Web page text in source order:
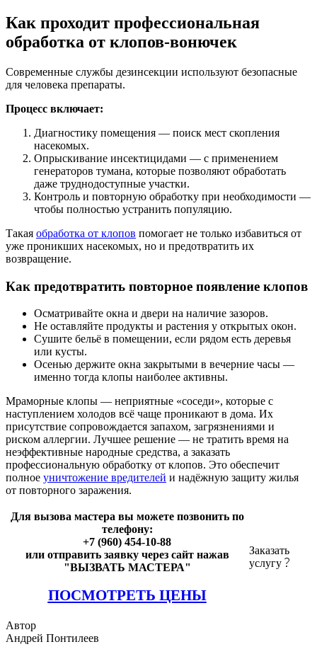
Как проходит профессиональная
обработка от клопов-вонючек
Современные службы дезинсекции используют безопасные
для человека препараты.
Процесс включает:
Диагностику помещения — поиск мест скопления
насекомых.
Опрыскивание инсектицидами — с применением
генераторов тумана, которые позволяют обработать
даже труднодоступные участки.
Контроль и повторную обработку при необходимости —
чтобы полностью устранить популяцию.
Такая обработка от клопов помогает не только избавиться от
уже проникших насекомых, но и предотвратить их
возвращение.
Как предотвратить повторное появление клопов
Осматривайте окна и двери на наличие зазоров.
Не оставляйте продукты и растения у открытых окон.
Сушите бельё в помещении, если рядом есть деревья
или кусты.
Осенью держите окна закрытыми в вечерние часы —
именно тогда клопы наиболее активны.
Мраморные клопы — неприятные «соседи», которые с
наступлением холодов всё чаще проникают в дома. Их
присутствие сопровождается запахом, загрязнениями и
риском аллергии. Лучшее решение — не тратить время на
неэффективные народные средства, а заказать
профессиональную обработку от клопов. Это обеспечит
полное уничтожение вредителей и надёжную защиту жилья
от повторного заражения.
Для вызова мастера вы можете позвонить по
телефону:
+7 (960) 454-10-88
или отправить заявку через сайт нажав
"ВЫЗВАТЬ МАСТЕРА"
ПОСМОТРЕТЬ ЦЕНЫ
Заказать
услугу
Автор
Андрей Понтилеев